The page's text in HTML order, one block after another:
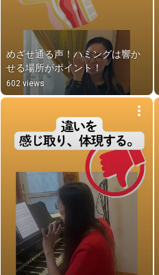
めざせ通る声！ハミングは響か
せる場所がポイント！
602 views